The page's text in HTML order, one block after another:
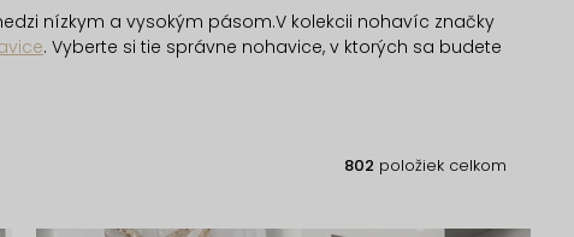
nízkym a vysokým pásom.V kolekcii nohavíc značky
. Vyberte si tie správne nohavice, v ktorých sa budete
802 položiek celkom